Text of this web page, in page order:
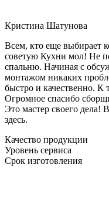
Кристина Шатунова
Всем, кто еще выбирает
советую Кухни мол! Не
спальню. Начиная с
монтажом никаких
быстро и качественно. К
Огромное спасибо
Это мастер своего дела!
здесь.
Качество продукции
Уровень сервиса
Срок изготовления